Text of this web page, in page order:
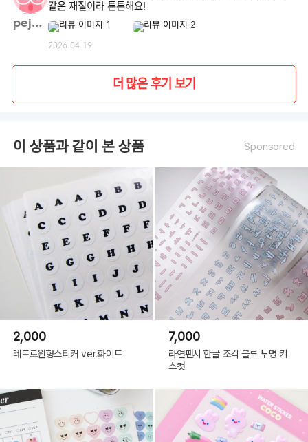
pej99**
같은 재질이라 튼튼해요!
2026.04.19
더 많은 후기 보기
이 상품과 같이 본 상품 Sponsored
2,000
레트로원형스티커 ver.화이트
7,000
라연팬시 한글 조각 블루 투명 키
스컷